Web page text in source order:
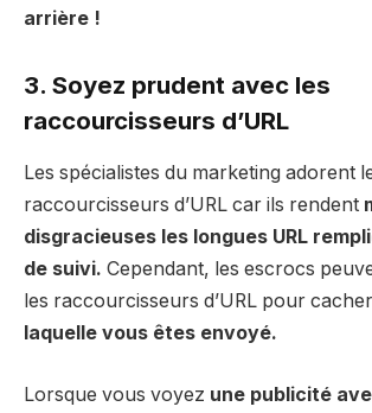
arrière !
3. Soyez prudent avec les
raccourcisseurs d’URL
Les spécialistes du marketing adorent
raccourcisseurs d’URL car ils rendent
disgracieuses les longues URL
de suivi. Cependant, les escrocs
les raccourcisseurs d’URL pour cacher
laquelle vous êtes envoyé.
Lorsque vous voyez une publicité